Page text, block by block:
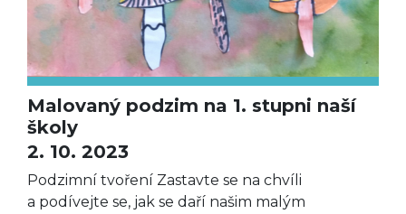
Malovaný podzim na 1. stupni naší
školy
2. 10. 2023
Podzimní tvoření Zastavte se na chvíli
a podívejte se, jak se daří našim malým